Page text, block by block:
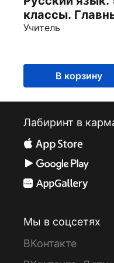
классы.
правила.
Учитель
В корзину
Лабиринт в
Мы в соцсетях
ВКонтакте